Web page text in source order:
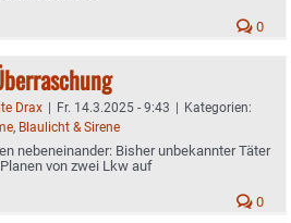
0
Drax | Fr. 14.3.2025 - 9:43 | Kategorien:
, Blaulicht & Sirene
nebeneinander: Bisher unbekannter Täter
von zwei Lkw auf
0